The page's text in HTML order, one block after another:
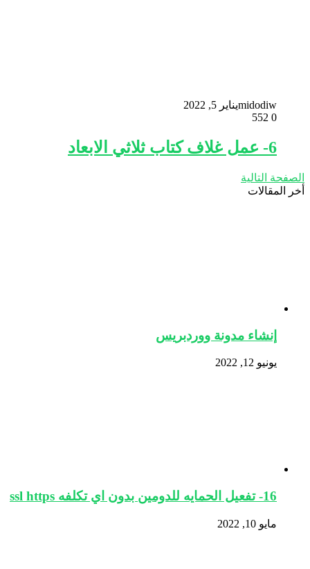
midodiwيناير 5, 2022
0
6- عمل غلاف كتاب ثلاثي الابعاد
الصفحة التالية
أخر المقالات
إنشاء مدونة ووردبريس
يونيو 12, 2022
16- تفعيل الحمايه للدومين بدون اي تكلفه ssl https
مايو 10, 2022